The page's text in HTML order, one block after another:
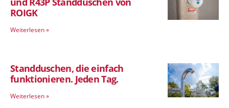
ROIGK
Weiterlesen »
Standduschen, die einfach
funktionieren. Jeden Tag.
Weiterlesen »